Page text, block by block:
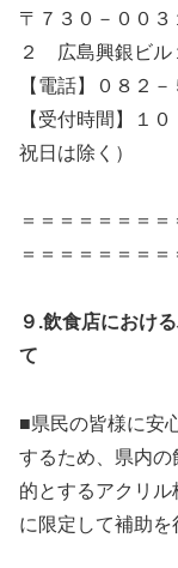
〒７３０－００
２ 広島興銀ビル
【電話】０８２
【受付時間】１
祝日は除く）
＝＝＝＝＝＝＝
＝＝＝＝＝＝＝
９.飲食店におけ
て
■県民の皆様に安
するため、県内の
的とするアクリ
に限定して補助を